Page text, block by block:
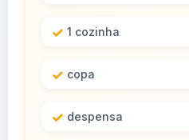
1 cozinha
copa
despensa